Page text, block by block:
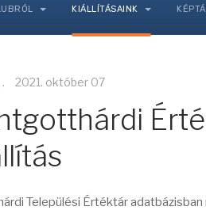
KIÁLLÍTÁSAINK
2021. október 07
Települési Értéktár